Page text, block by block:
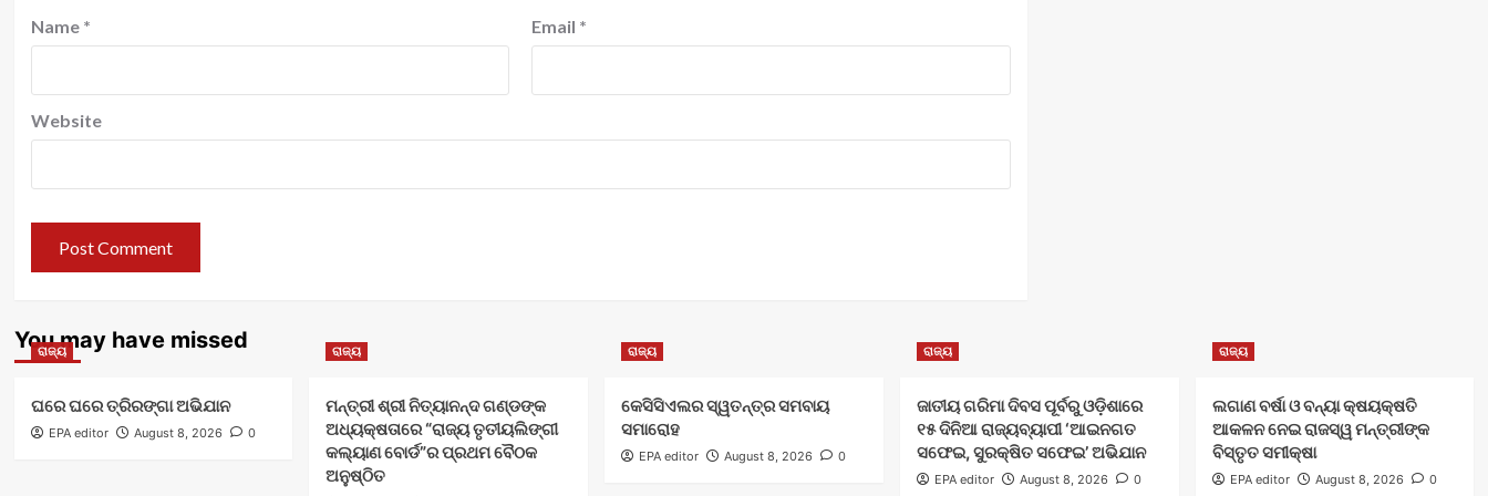
Name * Email *
Website
You may have missed
ରାଜ୍ୟ
ଘରେ ଘରେ ତ୍ରିରଙ୍ଗା ଅଭିଯାନ
EPA editor August 8, 2026 0
ରାଜ୍ୟ
ମନ୍ତ୍ରୀ ଶ୍ରୀ ନିତ୍ୟାନନ୍ଦ ଗଣ୍ଡଙ୍କ
ଅଧ୍ୟକ୍ଷତାରେ “ରାଜ୍ୟ ତୃତୀୟଲିଙ୍ଗୀ
କଲ୍ୟାଣ ବୋର୍ଡ”ର ପ୍ରଥମ ବୈଠକ
ଅନୁଷ୍ଠିତ
ରାଜ୍ୟ
କେସିସିଏଲର ସ୍ୱତନ୍ତ୍ର ସମବାୟ
ସମାରୋହ
EPA editor August 8, 2026 0
ରାଜ୍ୟ
ଜାତୀୟ ଗରିମା ଦିବସ ପୂର୍ବରୁ ଓଡ଼ିଶାରେ
୧୫ ଦିନିଆ ରାଜ୍ୟବ୍ୟାପୀ ‘ଆଇନଗତ
ସଫେଇ, ସୁରକ୍ଷିତ ସଫେଇ’ ଅଭିଯାନ
EPA editor August 8, 2026 0
ରାଜ୍ୟ
ଲଗାଣ ବର୍ଷା ଓ ବନ୍ୟା କ୍ଷୟକ୍ଷତି
ଆକଳନ ନେଇ ରାଜସ୍ୱ ମନ୍ତ୍ରୀଙ୍କ
ବିସ୍ତୃତ ସମୀକ୍ଷା
EPA editor August 8, 2026 0